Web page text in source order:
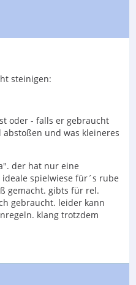
steinigen:
oder - falls er gebraucht
und was kleineres
der hat nur eine
spielwiese für´s rube
gemacht. gibts für rel.
gebraucht. leider kann
klang trotzdem